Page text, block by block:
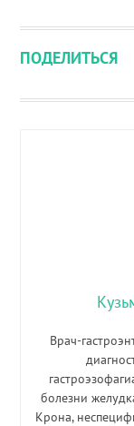
ПОДЕЛИТЬСЯ
Врач-
болезни
Крона,